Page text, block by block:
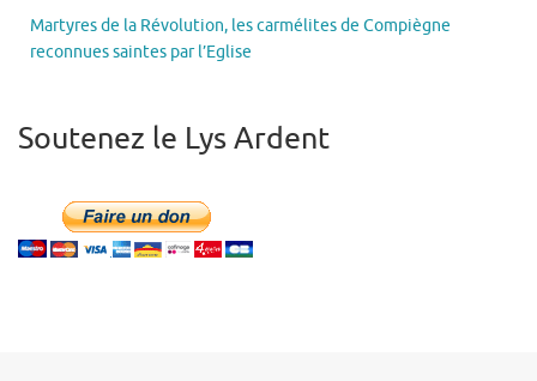
Martyres de la Révolution, les carmélites de Compiègne
reconnues saintes par l’Eglise
Soutenez le Lys Ardent